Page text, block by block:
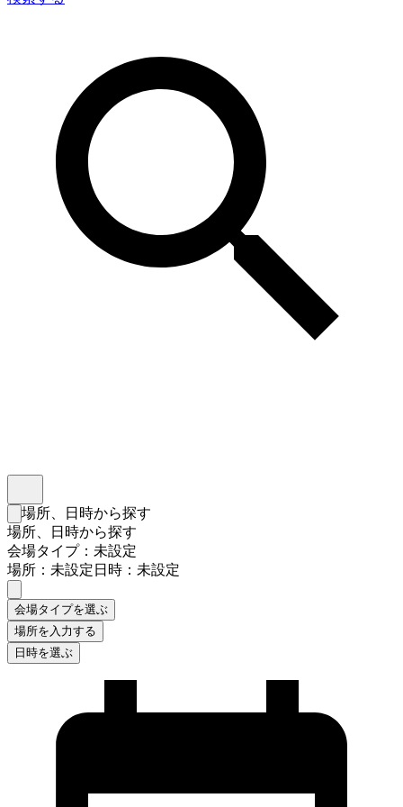
検索フォームを閉じる
場所、日時から探す
場所、日時から探す
会場タイプ：未設定
場所：未設定日時：未設定
会場タイプを選ぶ
場所を入力する
日時を選ぶ